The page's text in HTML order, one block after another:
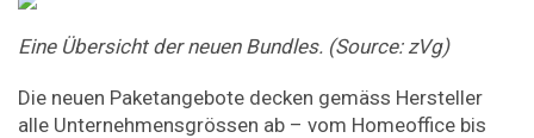
Eine Übersicht der neuen Bundles. (Source: zVg)
Die neuen Paketangebote decken gemäss Hersteller
alle Unternehmensgrössen ab – vom Homeoffice bis